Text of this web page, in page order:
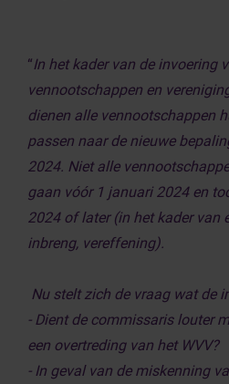
“In het kader van de invoering
vennootschappen en
dienen alle vennootschappen
passen naar de nieuwe
2024. Niet alle
gaan vóór 1 januari 2024 en
2024 of later (in het kader van
inbreng, vereffening).
Nu stelt zich de vraag wat de
- Dient de commissaris louter
een overtreding van het WVV?
- In geval van de miskenning